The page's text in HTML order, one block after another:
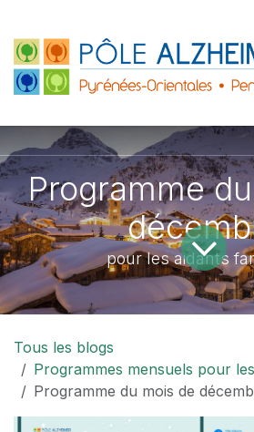
Programme
pour les aidants
Tous les blogs
Programmes mensuels pour
Programme du mois de